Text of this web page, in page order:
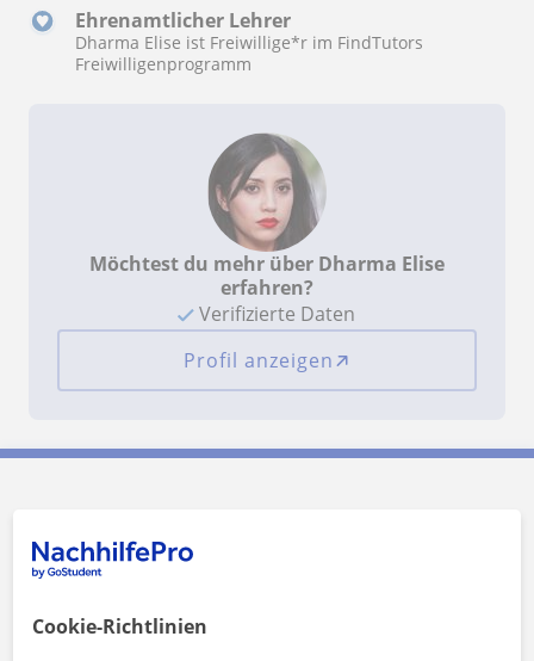
Ehrenamtlicher Lehrer
Dharma Elise ist Freiwillige*r im FindTutors
Freiwilligenprogramm
Möchtest du mehr über Dharma Elise
erfahren?
Verifizierte Daten
Profil anzeigen
Cookie-Richtlinien